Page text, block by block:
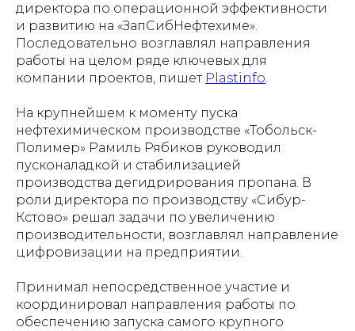
директора по операционной эффективности
и развитию на «ЗапСибНефтехиме».
Последовательно возглавлял направления
работы на целом ряде ключевых для
компании проектов, пишет Рlastinfo.
На крупнейшем к моменту пуска
нефтехимическом производстве «Тобольск-
Полимер» Рамиль Рябиков руководил
пусконаладкой и стабилизацией
производства дегидрирования пропана. В
роли директора по производству «Сибур-
Кстово» решал задачи по увеличению
производительности, возглавлял направление
цифровизации на предприятии.
Принимал непосредственное участие и
координировал направления работы по
обеспечению запуска самого крупного